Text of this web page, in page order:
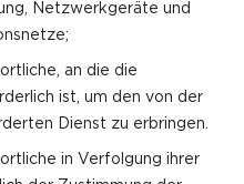
Netzwerkgeräte und
an die die
ist, um den von der
Dienst zu erbringen.
in Verfolgung ihrer